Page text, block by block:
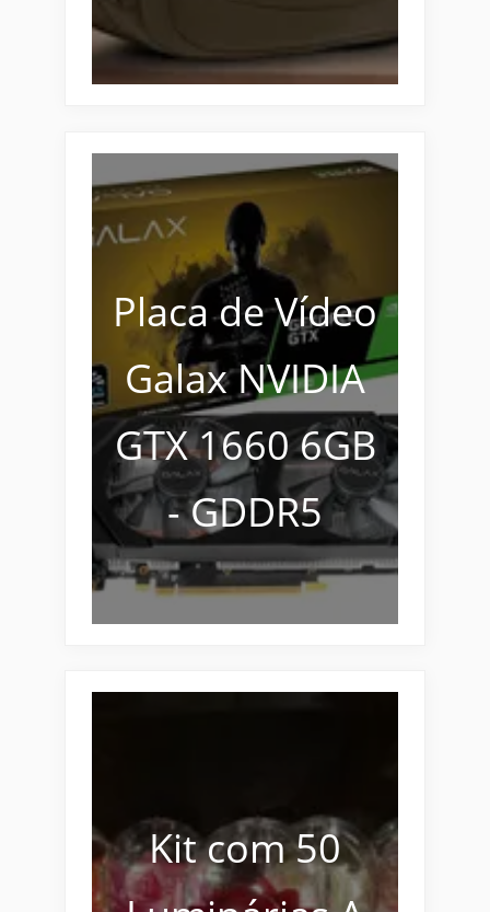
Placa de Vídeo
Galax NVIDIA
GTX 1660 6GB
- GDDR5
Kit com 50